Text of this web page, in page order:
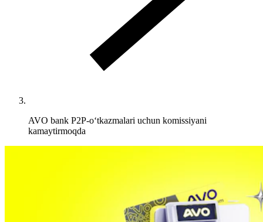
AVO bank P2P-o‘tkazmalari uchun komissiyani
kamaytirmoqda